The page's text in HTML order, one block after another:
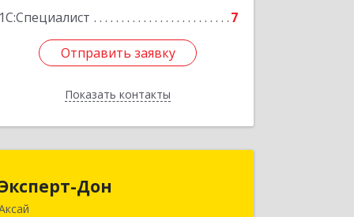
1С:Специалист
7
Отправить заявку
Показать контакты
Отправить заявку
Назад
Дон